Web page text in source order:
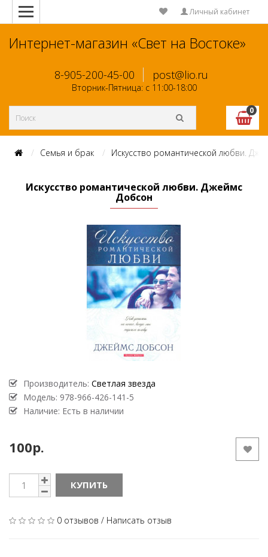
Личный кабинет
Интернет-магазин «Свет на Востоке»
8-905-200-45-00 post@lio.ru
Вторник-Пятница: с 11:00-18:00
0
Семья и брак Искусство романтической любви.
Искусство романтической любви. Джеймс
Добсон
Производитель: Светлая звезда
Модель: 978-966-426-141-5
Наличие: Есть в наличии
100р.
КУПИТЬ
0 отзывов / Написать отзыв